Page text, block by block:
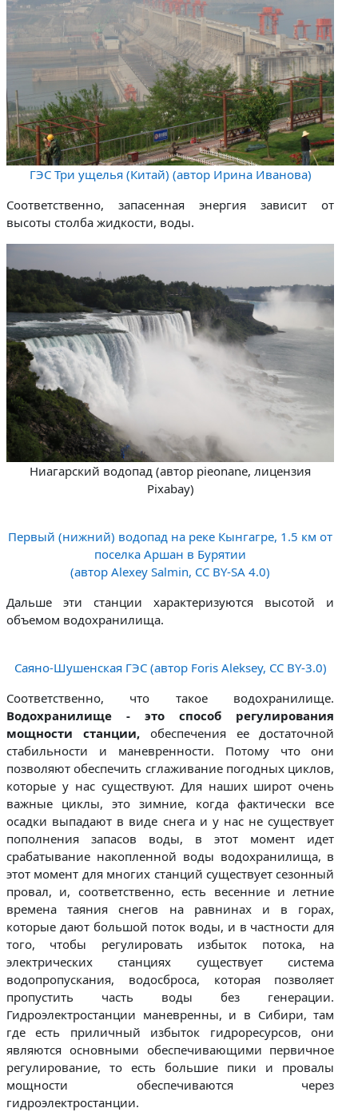
ГЭС Три ущелья (Китай) (автор Ирина Иванова)
Соответственно, запасенная энергия зависит от
высоты столба жидкости, воды.
Ниагарский водопад (автор pieonane, лицензия
Pixabay)
Первый (нижний) водопад на реке Кынгагре, 1.5 км от
поселка Аршан в Бурятии
(автор Alexey Salmin, CC BY-SA 4.0)
Дальше эти станции характеризуются высотой и
объемом водохранилища.
Саяно-Шушенская ГЭС (автор Foris Aleksey, CC BY-3.0)
Соответственно, что такое водохранилище.
Водохранилище - это способ регулирования
мощности станции,обеспечения ее достаточной
стабильности и маневренности. Потому что они
позволяют обеспечить сглаживание погодных циклов,
которые у нас существуют. Для наших широт очень
важные циклы, это зимние, когда фактически все
осадки выпадают в виде снега и у нас не существует
пополнения запасов воды, в этот момент идет
срабатывание накопленной воды водохранилища, в
этот момент для многих станций существует сезонный
провал, и, соответственно, есть весенние и летние
времена таяния снегов на равнинах и в горах,
которые дают большой поток воды, и в частности для
того, чтобы регулировать избыток потока, на
электрических станциях существует система
водопропускания, водосброса, которая позволяет
пропустить часть воды без генерации.
Гидроэлектростанции маневренны, и в Сибири, там
где есть приличный избыток гидроресурсов, они
являются основными обеспечивающими первичное
регулирование, то есть большие пики и провалы
мощности обеспечиваются через
гидроэлектростанции.